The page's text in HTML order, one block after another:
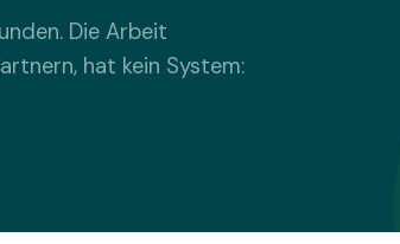
Die Arbeit
hat kein System: